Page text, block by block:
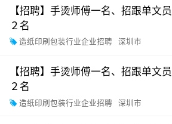
印刷等
【招聘】手烫师傅一名、招跟单文员
２名
造纸印刷包装行业企业招聘 深圳市
【招聘】手烫师傅一名、招跟单文员
２名
造纸印刷包装行业企业招聘 深圳市